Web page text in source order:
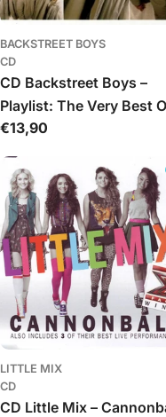
BACKSTREET BOYS
CD
CD Backstreet Boys –
Playlist: The Very Best
Backstreet Boys
Įprasta
€13,90
LITTLE MIX
CD
CD Little Mix –